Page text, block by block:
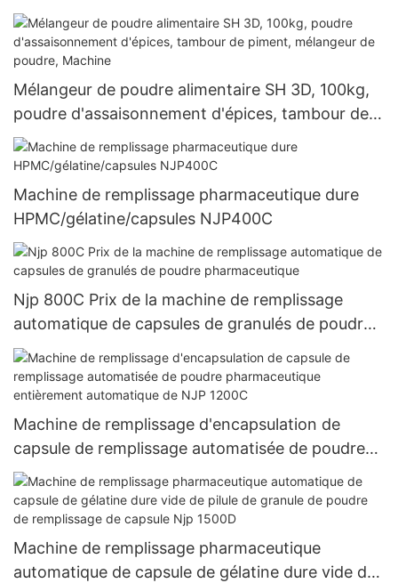
Mélangeur de poudre alimentaire SH 3D, 100kg,
poudre d'assaisonnement d'épices, tambour de
piment, mélangeur de poudre, Machine
Machine de remplissage pharmaceutique dure
HPMC/gélatine/capsules NJP400C
Njp 800C Prix de la machine de remplissage
automatique de capsules de granulés de poudre
pharmaceutique
Machine de remplissage d'encapsulation de
capsule de remplissage automatisée de poudre
pharmaceutique entièrement automatique de
NJP 1200C
Machine de remplissage pharmaceutique
automatique de capsule de gélatine dure vide de